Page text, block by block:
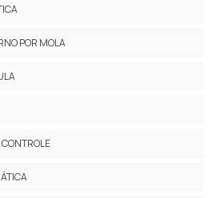
POR MOLA